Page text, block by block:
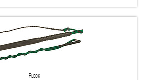
Fleck